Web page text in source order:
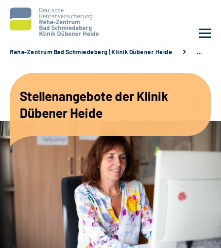
Unsere Angebote
Karriere
Sozialdienste & Zuweisende
Leichte Sprache
Reha-Zentrum Bad Schmiedeberg | Klinik Dübener Heide …
Stellenangebote der Klinik
Dübener Heide